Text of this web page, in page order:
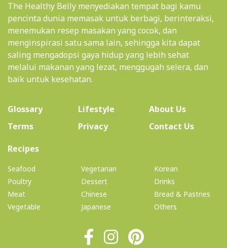
The Healthy Belly menyediakan tempat bagi kamu
pencinta dunia memasak untuk berbagi, berinteraksi,
menemukan resep masakan yang cocok, dan
menginspirasi satu sama lain, sehingga kita dapat
saling mengadopsi gaya hidup yang lebih sehat
melalui makanan yang lezat, menggugah selera, dan
baik untuk kesehatan.
Glossary Lifestyle About Us(current)
Terms
Privacy
Contact Us
Recipes(current)
Seafood
Poultry
Meat
Vegetable
Vegetarian
Dessert
Chinese
Japanese
Korean
Drinks
Bread & Pastries
Others